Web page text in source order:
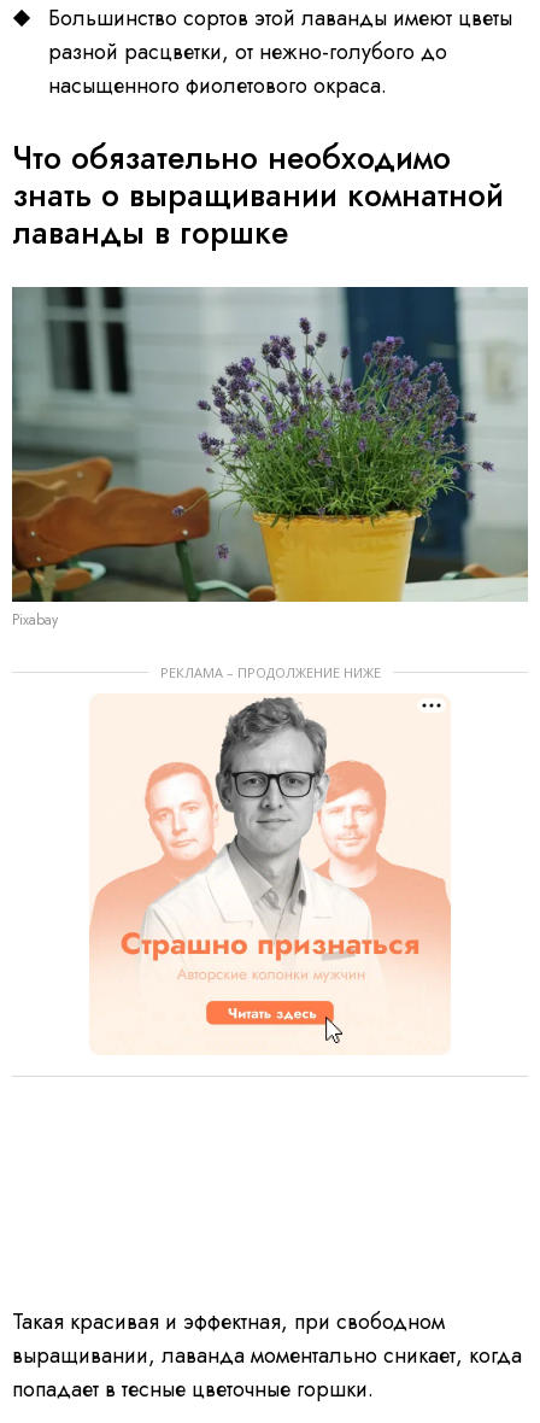
Большинство сортов этой лаванды имеют цветы
разной расцветки, от нежно-голубого до
насыщенного фиолетового окраса.
Что обязательно необходимо
знать о выращивании комнатной
лаванды в горшке
Pixabay
РЕКЛАМА – ПРОДОЛЖЕНИЕ НИЖЕ
Такая красивая и эффектная, при свободном
выращивании, лаванда моментально сникает, когда
попадает в тесные цветочные горшки.